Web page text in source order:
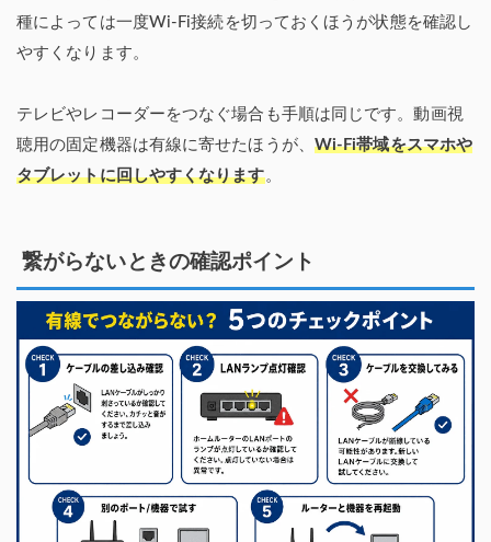
種によっては一度Wi-Fi接続を切っておくほうが状態を確認し
やすくなります。
テレビやレコーダーをつなぐ場合も手順は同じです。動画視
聴用の固定機器は有線に寄せたほうが、 Wi-Fi帯域をスマホや
タブレットに回しやすくなります。
繋がらないときの確認ポイント